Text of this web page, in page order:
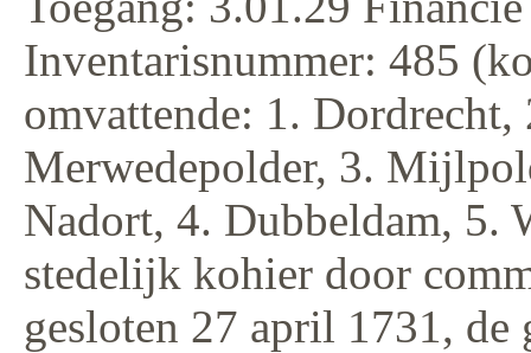
Inventarisnummer: 485
omvattende: 1. Dordrecht,
Merwedepolder, 3.
Nadort, 4. Dubbeldam, 5.
stedelijk kohier door
gesloten 27 april 1731, de